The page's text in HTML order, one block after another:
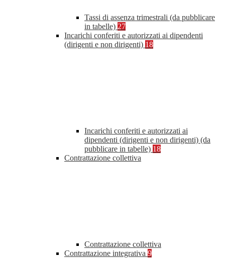
Tassi di assenza trimestrali (da pubblicare
in tabelle) 27
Incarichi conferiti e autorizzati ai dipendenti
(dirigenti e non dirigenti) 18
Incarichi conferiti e autorizzati ai
dipendenti (dirigenti e non dirigenti) (da
pubblicare in tabelle) 18
Contrattazione collettiva
Contrattazione collettiva
Contrattazione integrativa 9